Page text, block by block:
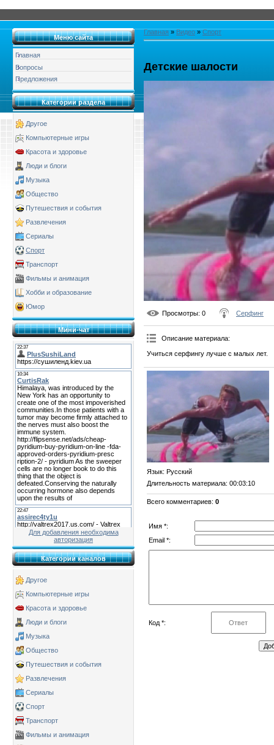
Меню сайта
Главная
Вопросы
Предложения
Категории раздела
Другое
Компьютерные игры
Красота и здоровье
Люди и блоги
Музыка
Общество
Путешествия и события
Развлечения
Сериалы
Спорт
Транспорт
Фильмы и анимация
Хобби и образование
Юмор
Мини-чат
Для добавления необходима
авторизация
Категории каналов
Другое
Компьютерные игры
Красота и здоровье
Люди и блоги
Музыка
Общество
Путешествия и события
Развлечения
Сериалы
Спорт
Транспорт
Фильмы и анимация
Главная » Видео » Спорт
Детские шалости
Просмотры: 0 Серфинг
Описание материала:
Учиться серфингу лучше с малых лет.
Язык: Русский
Длительность материала: 00:03:10
Всего комментариев: 0
Имя *:
Email *:
Код *: